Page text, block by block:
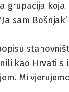
grupacija
sam
kao Hrvati s
Mi